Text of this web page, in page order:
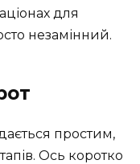
для
незамінний.
простим,
Ось коротко